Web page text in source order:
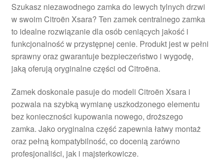
Szukasz niezawodnego zamka do lewych tylnych drzwi
w swoim Citroën Xsara? Ten zamek centralnego zamka
to idealne rozwiązanie dla osób ceniących jakość i
funkcjonalność w przystępnej cenie. Produkt jest w pełni
sprawny oraz gwarantuje bezpieczeństwo i wygodę,
jaką oferują oryginalne części od Citroëna.
Zamek doskonale pasuje do modeli Citroën Xsara i
pozwala na szybką wymianę uszkodzonego elementu
bez konieczności kupowania nowego, droższego
zamka. Jako oryginalna część zapewnia łatwy montaż
oraz pełną kompatybilność, co docenią zarówno
profesjonaliści, jak i majsterkowicze.